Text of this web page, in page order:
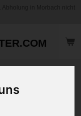
Sweat Shirt